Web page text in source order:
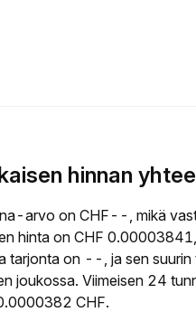
hinnan
arvo on CHF--, mikä
hinta on CHF
tarjonta on --, ja sen
joukossa. Viimeisen 24
CHF.